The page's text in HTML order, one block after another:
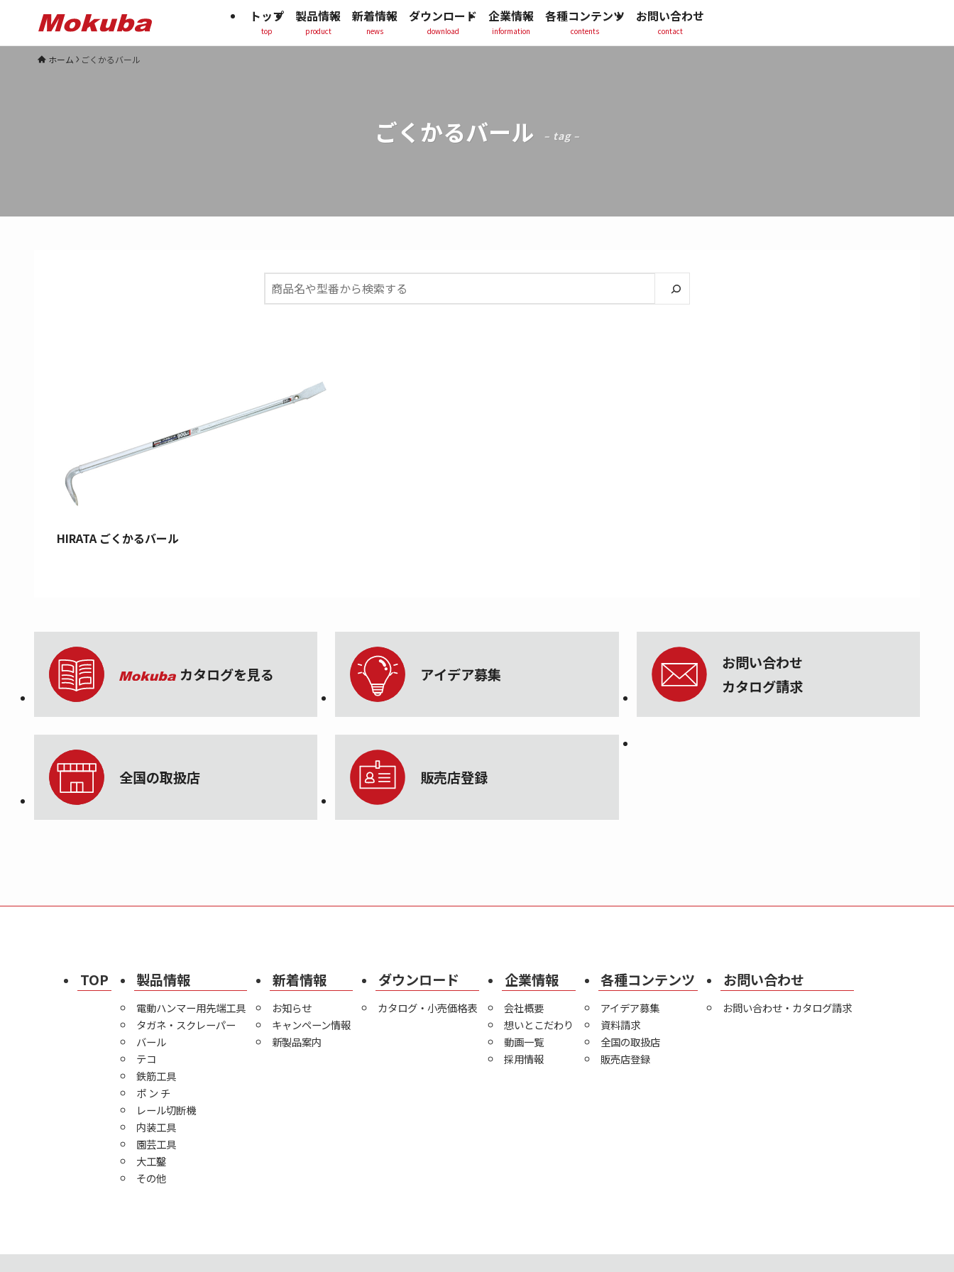
ごくかるバール – tag –
ホーム ごくかるバール
トップ
top
製品情報
product
新着情報
news
ダウンロード
download
企業情報
information
各種コンテンツ
contents
お問い合わせ
contact
HIRATA ごくかるバール
カタログを見る アイデア募集
お問い合わせ
カタログ請求
全国の取扱店 販売店登録
TOP 製品情報
電動ハンマー用先端工具
タガネ・スクレーパー
バール
テコ
鉄筋工具
ポ ン チ
レール切断機
内装工具
園芸工具
大工鑿
その他
新着情報
お知らせ
キャンペーン情報
新製品案内
ダウンロード
カタログ・小売価格表
企業情報
会社概要
想いとこだわり
動画一覧
採用情報
各種コンテンツ
アイデア募集
資料請求
全国の取扱店
販売店登録
お問い合わせ
お問い合わせ・カタログ請求